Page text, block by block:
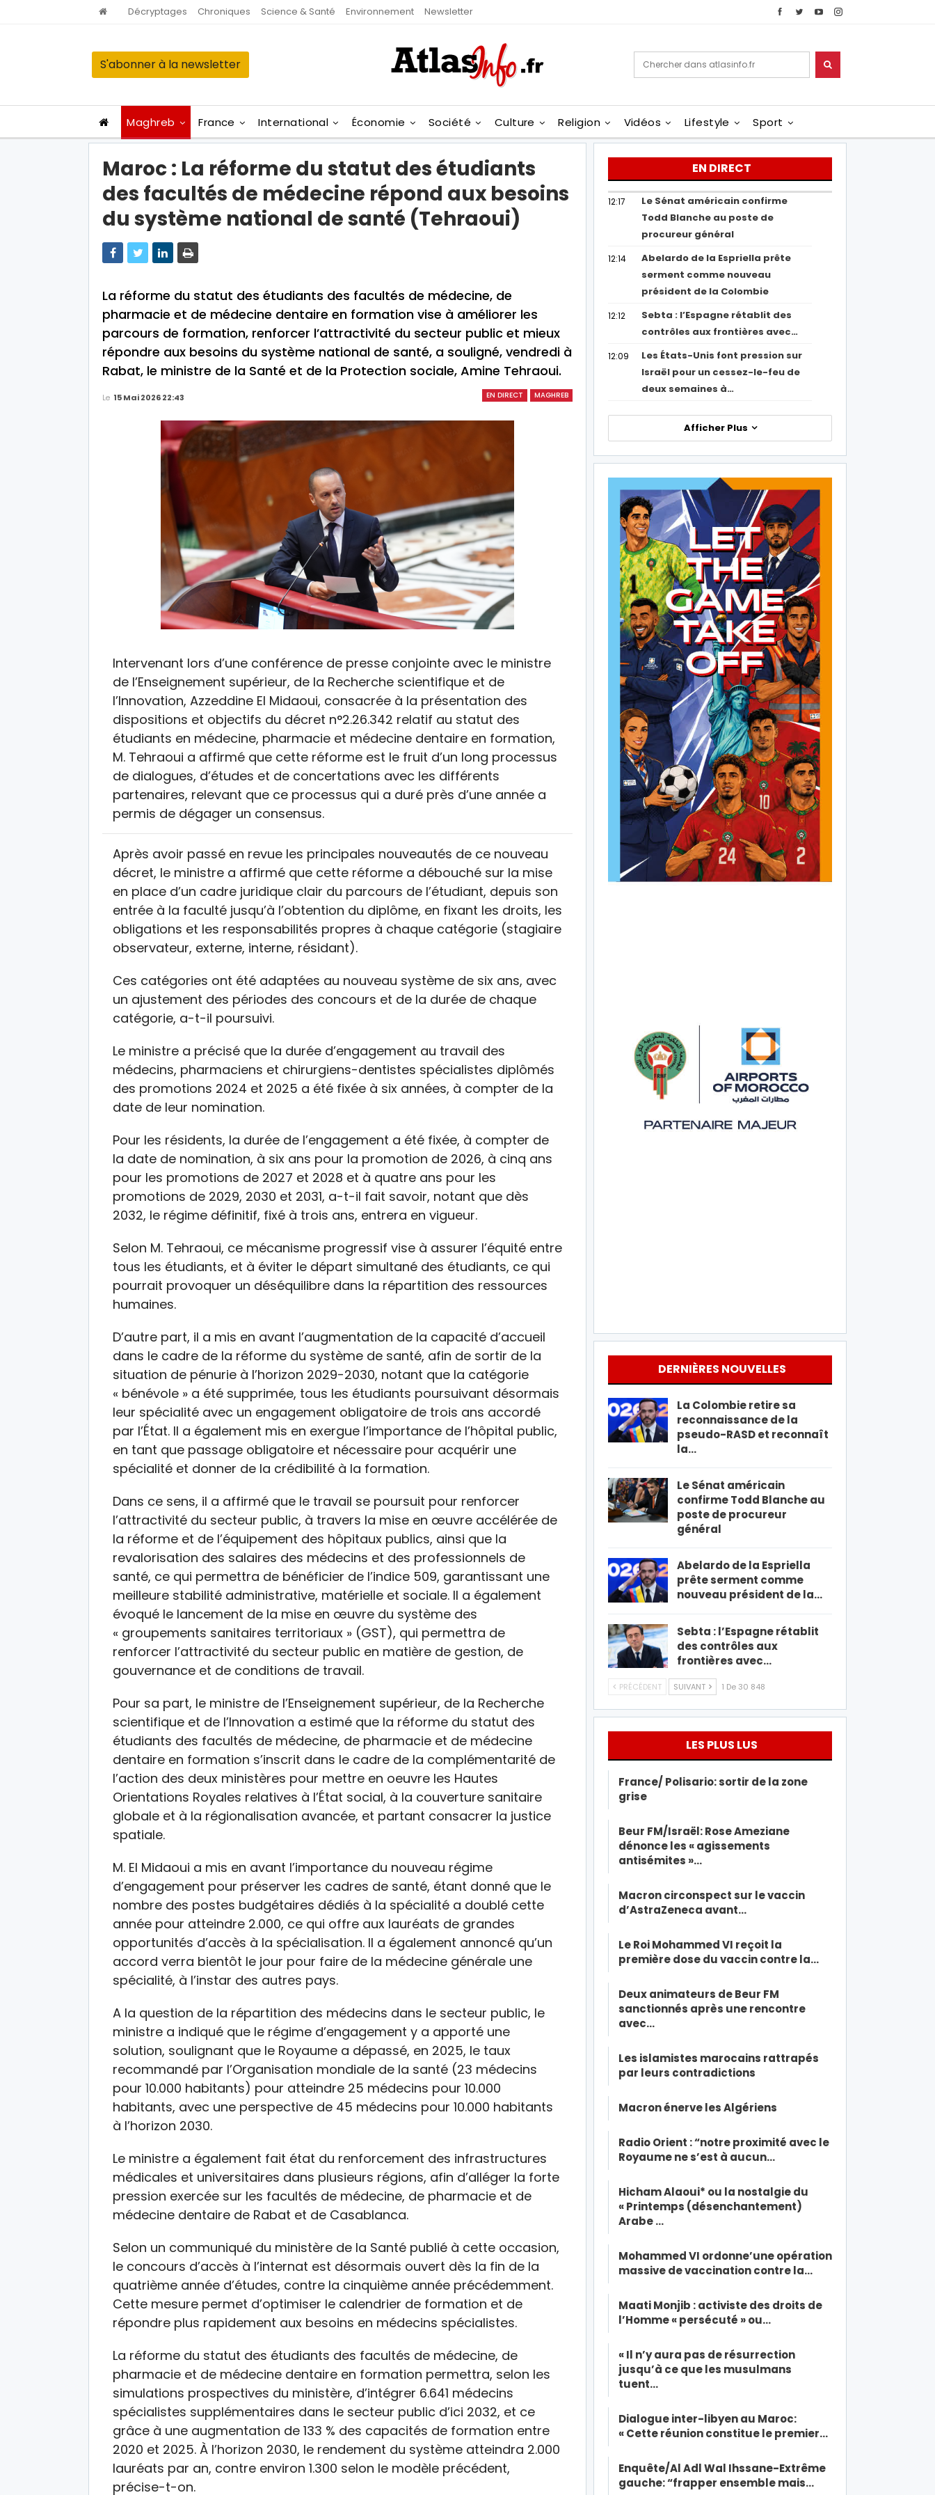
Décryptages Chroniques Science & Santé Environnement Newsletter
S'abonner à la newsletter
Maghreb France International Économie Société Culture Religion Vidéos Lifestyle Sport
Maroc : La réforme du statut des étudiants
des facultés de médecine répond aux besoins
du système national de santé (Tehraoui)
La réforme du statut des étudiants des facultés de médecine, de
pharmacie et de médecine dentaire en formation vise à améliorer les
parcours de formation, renforcer l’attractivité du secteur public et mieux
répondre aux besoins du système national de santé, a souligné, vendredi à
Rabat, le ministre de la Santé et de la Protection sociale, Amine Tehraoui.
EN DIRECT MAGHREB
Le 15 Mai 2026 22:43
Intervenant lors d’une conférence de presse conjointe avec le ministre
de l’Enseignement supérieur, de la Recherche scientifique et de
l’Innovation, Azzeddine El Midaoui, consacrée à la présentation des
dispositions et objectifs du décret n°2.26.342 relatif au statut des
étudiants en médecine, pharmacie et médecine dentaire en formation,
M. Tehraoui a affirmé que cette réforme est le fruit d’un long processus
de dialogues, d’études et de concertations avec les différents
partenaires, relevant que ce processus qui a duré près d’une année a
permis de dégager un consensus.
Après avoir passé en revue les principales nouveautés de ce nouveau
décret, le ministre a affirmé que cette réforme a débouché sur la mise
en place d’un cadre juridique clair du parcours de l’étudiant, depuis son
entrée à la faculté jusqu’à l’obtention du diplôme, en fixant les droits, les
obligations et les responsabilités propres à chaque catégorie (stagiaire
observateur, externe, interne, résidant).
Ces catégories ont été adaptées au nouveau système de six ans, avec
un ajustement des périodes des concours et de la durée de chaque
catégorie, a-t-il poursuivi.
Le ministre a précisé que la durée d’engagement au travail des
médecins, pharmaciens et chirurgiens-dentistes spécialistes diplômés
des promotions 2024 et 2025 a été fixée à six années, à compter de la
date de leur nomination.
Pour les résidents, la durée de l’engagement a été fixée, à compter de
la date de nomination, à six ans pour la promotion de 2026, à cinq ans
pour les promotions de 2027 et 2028 et à quatre ans pour les
promotions de 2029, 2030 et 2031, a-t-il fait savoir, notant que dès
2032, le régime définitif, fixé à trois ans, entrera en vigueur.
Selon M. Tehraoui, ce mécanisme progressif vise à assurer l’équité entre
tous les étudiants, et à éviter le départ simultané des étudiants, ce qui
pourrait provoquer un déséquilibre dans la répartition des ressources
humaines.
D’autre part, il a mis en avant l’augmentation de la capacité d’accueil
dans le cadre de la réforme du système de santé, afin de sortir de la
situation de pénurie à l’horizon 2029-2030, notant que la catégorie
« bénévole » a été supprimée, tous les étudiants poursuivant désormais
leur spécialité avec un engagement obligatoire de trois ans accordé
par l’État. Il a également mis en exergue l’importance de l’hôpital public,
en tant que passage obligatoire et nécessaire pour acquérir une
spécialité et donner de la crédibilité à la formation.
Dans ce sens, il a affirmé que le travail se poursuit pour renforcer
l’attractivité du secteur public, à travers la mise en œuvre accélérée de
la réforme et de l’équipement des hôpitaux publics, ainsi que la
revalorisation des salaires des médecins et des professionnels de
santé, ce qui permettra de bénéficier de l’indice 509, garantissant une
meilleure stabilité administrative, matérielle et sociale. Il a également
évoqué le lancement de la mise en œuvre du système des
« groupements sanitaires territoriaux » (GST), qui permettra de
renforcer l’attractivité du secteur public en matière de gestion, de
gouvernance et de conditions de travail.
Pour sa part, le ministre de l’Enseignement supérieur, de la Recherche
scientifique et de l’Innovation a estimé que la réforme du statut des
étudiants des facultés de médecine, de pharmacie et de médecine
dentaire en formation s’inscrit dans le cadre de la complémentarité de
l’action des deux ministères pour mettre en oeuvre les Hautes
Orientations Royales relatives à l’État social, à la couverture sanitaire
globale et à la régionalisation avancée, et partant consacrer la justice
spatiale.
M. El Midaoui a mis en avant l’importance du nouveau régime
d’engagement pour préserver les cadres de santé, étant donné que le
nombre des postes budgétaires dédiés à la spécialité a doublé cette
année pour atteindre 2.000, ce qui offre aux lauréats de grandes
opportunités d’accès à la spécialisation. Il a également annoncé qu’un
accord verra bientôt le jour pour faire de la médecine générale une
spécialité, à l’instar des autres pays.
A la question de la répartition des médecins dans le secteur public, le
ministre a indiqué que le régime d’engagement y a apporté une
solution, soulignant que le Royaume a dépassé, en 2025, le taux
recommandé par l’Organisation mondiale de la santé (23 médecins
pour 10.000 habitants) pour atteindre 25 médecins pour 10.000
habitants, avec une perspective de 45 médecins pour 10.000 habitants
à l’horizon 2030.
Le ministre a également fait état du renforcement des infrastructures
médicales et universitaires dans plusieurs régions, afin d’alléger la forte
pression exercée sur les facultés de médecine, de pharmacie et de
médecine dentaire de Rabat et de Casablanca.
Selon un communiqué du ministère de la Santé publié à cette occasion,
le concours d’accès à l’internat est désormais ouvert dès la fin de la
quatrième année d’études, contre la cinquième année précédemment.
Cette mesure permet d’optimiser le calendrier de formation et de
répondre plus rapidement aux besoins en médecins spécialistes.
La réforme du statut des étudiants des facultés de médecine, de
pharmacie et de médecine dentaire en formation permettra, selon les
simulations prospectives du ministère, d’intégrer 6.641 médecins
spécialistes supplémentaires dans le secteur public d’ici 2032, et ce
grâce à une augmentation de 133 % des capacités de formation entre
2020 et 2025. À l’horizon 2030, le rendement du système atteindra 2.000
lauréats par an, contre environ 1.300 selon le modèle précédent,
précise-t-on.
EN DIRECT
12:17
Le Sénat américain confirme
Todd Blanche au poste de
procureur général
12:14
Abelardo de la Espriella prête
serment comme nouveau
président de la Colombie
12:12
Sebta : l’Espagne rétablit des
contrôles aux frontières avec…
12:09
Les États-Unis font pression sur
Israël pour un cessez-le-feu de
deux semaines à…
Afficher Plus
DERNIÈRES NOUVELLES
La Colombie retire sa
reconnaissance de la
pseudo-RASD et reconnaît
la…
Le Sénat américain
confirme Todd Blanche au
poste de procureur
général
Abelardo de la Espriella
prête serment comme
nouveau président de la…
Sebta : l’Espagne rétablit
des contrôles aux
frontières avec…
PRÉCÉDENT SUIVANT 1 De 30 848
LES PLUS LUS
France/ Polisario: sortir de la zone
grise
Beur FM/Israël: Rose Ameziane
dénonce les « agissements
antisémites »…
Macron circonspect sur le vaccin
d’AstraZeneca avant…
Le Roi Mohammed VI reçoit la
première dose du vaccin contre la…
Deux animateurs de Beur FM
sanctionnés après une rencontre
avec…
Les islamistes marocains rattrapés
par leurs contradictions
Macron énerve les Algériens
Radio Orient : “notre proximité avec le
Royaume ne s’est à aucun…
Hicham Alaoui* ou la nostalgie du
« Printemps (désenchantement)
Arabe …
Mohammed VI ordonne’une opération
massive de vaccination contre la…
Maati Monjib : activiste des droits de
l’Homme « persécuté » ou…
« Il n’y aura pas de résurrection
jusqu’à ce que les musulmans
tuent…
Dialogue inter-libyen au Maroc:
« Cette réunion constitue le premier…
Enquête/Al Adl Wal Ihssane-Extrême
gauche: “frapper ensemble mais…